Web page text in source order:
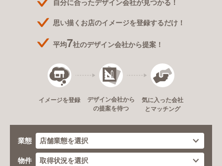
自分に合ったデザイン会社が見つかる！
思い描くお店のイメージを登録するだけ！
平均7社のデザイン会社から提案！
イメージを登録
デザイン会社から
の提案を待つ
気に入った会社
とマッチング
業態
物件